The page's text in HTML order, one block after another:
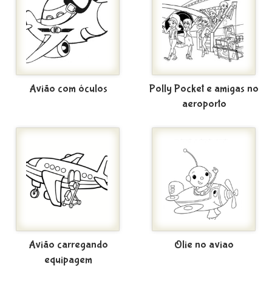
Avião com óculos
Polly Pocket e amigas no
aeroporto
Avião carregando
equipagem
Olie no aviao